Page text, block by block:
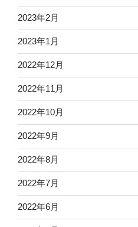
2023年2月
2023年1月
2022年12月
2022年11月
2022年10月
2022年9月
2022年8月
2022年7月
2022年6月